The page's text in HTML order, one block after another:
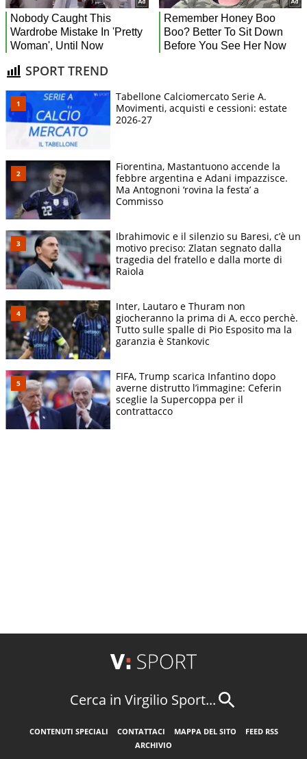
SPORT TREND
Tabellone Calciomercato Serie A.
Movimenti, acquisti e cessioni: estate
2026-27
Fiorentina, Mastantuono accende la
febbre argentina e Adani impazzisce.
Ma Antognoni ‘rovina la festa’ a
Commisso
Ibrahimovic e il silenzio su Baresi, c’è un
motivo preciso: Zlatan segnato dalla
tragedia del fratello e dalla morte di
Raiola
Inter, Lautaro e Thuram non
giocheranno la prima di A, ecco perchè.
Tutto sulle spalle di Pio Esposito ma la
garanzia è Stankovic
FIFA, Trump scarica Infantino dopo
averne distrutto l’immagine: Ceferin
sceglie la Supercoppa per il
contrattacco
Cerca in Virgilio Sport...
CONTENUTI SPECIALI CONTATTACI MAPPA DEL SITO
FEED RSS
ARCHIVIO